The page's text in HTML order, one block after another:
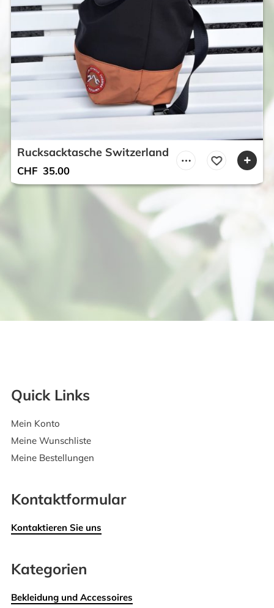
Rucksacktasche Switzerland
CHF 35.00
Quick Links
Mein Konto
Meine Wunschliste
Meine Bestellungen
Kontaktformular
Kontaktieren Sie uns
Kategorien
Bekleidung und Accessoires